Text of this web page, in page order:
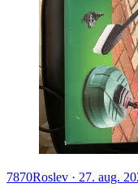
7870Roslev · 27. aug.